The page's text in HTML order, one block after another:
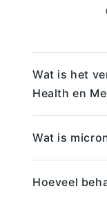
Wat is het
Health en
Wat is
Hoeveel